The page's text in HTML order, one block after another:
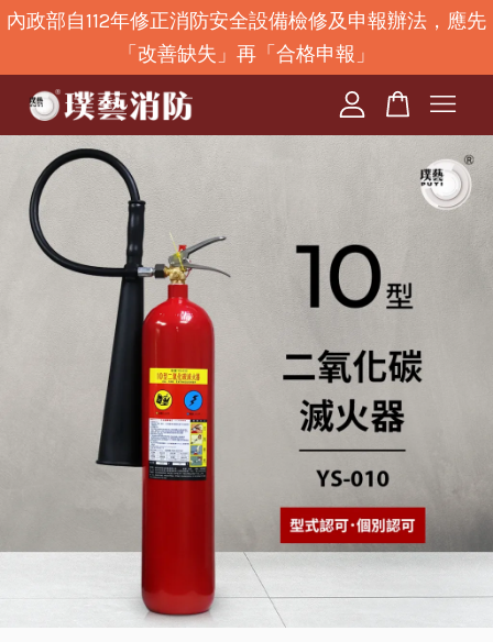
內政部自112年修正消防安全設備檢修及申報辦法，應先
「改善缺失」再「合格申報」
您的購物車目前還是空的。